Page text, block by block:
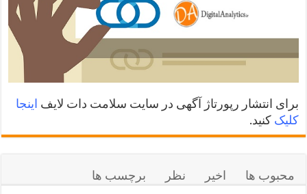
برای انتشار رپورتاژ آگهی در سایت سلامت دات لایف اینجا
کلیک کنید.
محبوب ها اخیر نظر
برچسب ها